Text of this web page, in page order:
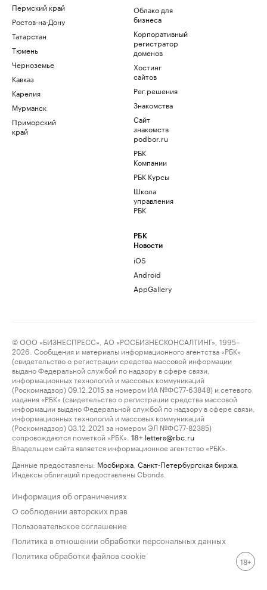
Пермский край
Ростов-на-Дону
Татарстан
Тюмень
Черноземье
Кавказ
Карелия
Мурманск
Приморский
край
Облако для
бизнеса
Корпоративный
регистратор
доменов
Хостинг
сайтов
Рег.решения
Знакомства
Сайт
знакомств
podbor.ru
РБК
Компании
РБК Курсы
Школа
управления
РБК
РБК
Новости
iOS
Android
AppGallery
© ООО «БИЗНЕСПРЕСС», АО «РОСБИЗНЕСКОНСАЛТИНГ», 1995–
2026. Сообщения и материалы информационного агентства «РБК»
(свидетельство о регистрации средства массовой информации
выдано Федеральной службой по надзору в сфере связи,
информационных технологий и массовых коммуникаций
(Роскомнадзор) 09.12.2015 за номером ИА №ФС77-63848) и сетевого
издания «РБК» (свидетельство о регистрации средства массовой
информации выдано Федеральной службой по надзору в сфере связи,
информационных технологий и массовых коммуникаций
(Роскомнадзор) 03.12.2021 за номером ЭЛ №ФС77-82385)
сопровождаются пометкой «РБК».
18+ letters@rbc.ru
Владельцем сайта является информационное агентство «РБК».
Данные предоставлены: Мосбиржа Санкт-Петербургская биржа
Индексы облигаций предоставлены Cbonds.
Информация об ограничениях
О соблюдении авторских прав
Пользовательское соглашение
Политика в отношении обработки персональных данных
Политика обработки файлов cookie
18+